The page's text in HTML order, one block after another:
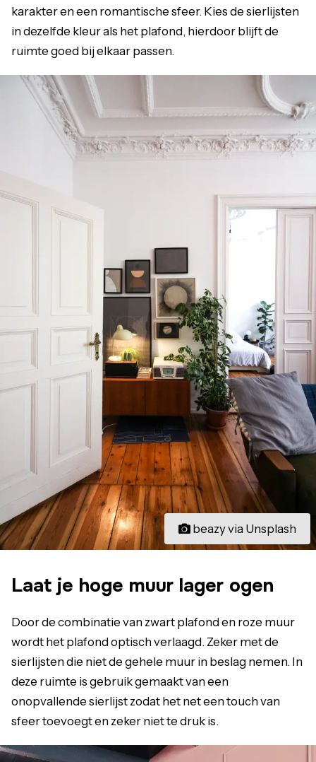
karakter en een romantische sfeer. Kies de sierlijsten
in dezelfde kleur als het plafond, hierdoor blijft de
ruimte goed bij elkaar passen.
beazy via Unsplash
Laat je hoge muur lager ogen
Door de combinatie van zwart plafond en roze muur
wordt het plafond optisch verlaagd. Zeker met de
sierlijsten die niet de gehele muur in beslag nemen. In
deze ruimte is gebruik gemaakt van een
onopvallende sierlijst zodat het net een touch van
sfeer toevoegt en zeker niet te druk is.